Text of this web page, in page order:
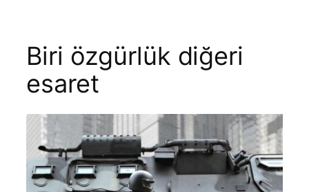
Biri özgürlük diğeri
esaret